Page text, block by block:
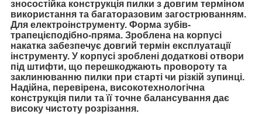
зносостійка конструкція пилки з довгим терміном
використання та багаторазовим загострюванням.
Для електроінструменту. Форма зубів-
трапецієподібно-пряма. Зроблена на корпусі
накатка забезпечує довгий термін експлуатації
інструменту. У корпусі зроблені додаткові отвори
під штифти, що перешкоджають провороту та
заклинюванню пилки при старті чи різкій зупинці.
Надійна, перевірена, високотехнологічна
конструкція пили та її точне балансування дає
високу чистоту розрізання.